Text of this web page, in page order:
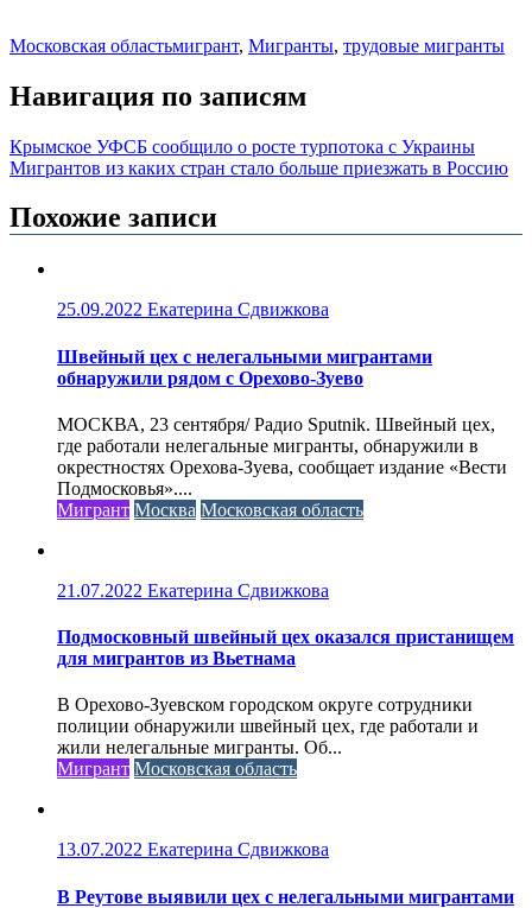
Московская областьмигрант, Мигранты, трудовые мигранты
Навигация по записям
Крымское УФСБ сообщило о росте турпотока с Украины
Мигрантов из каких стран стало больше приезжать в Россию
Похожие записи
25.09.2022 Екатерина Сдвижкова
Швейный цех с нелегальными мигрантами
обнаружили рядом с Орехово-Зуево
МОСКВА, 23 сентября/ Радио Sputnik. Швейный цех,
где работали нелегальные мигранты, обнаружили в
окрестностях Орехова-Зуева, сообщает издание «Вести
Подмосковья»....
Мигрант Москва Московская область
21.07.2022 Екатерина Сдвижкова
Подмосковный швейный цех оказался пристанищем
для мигрантов из Вьетнама
В Орехово-Зуевском городском округе сотрудники
полиции обнаружили швейный цех, где работали и
жили нелегальные мигранты. Об...
Мигрант Московская область
13.07.2022 Екатерина Сдвижкова
В Реутове выявили цех с нелегальными мигрантами